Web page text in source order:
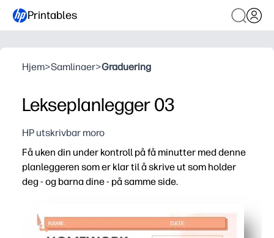
Printables
Hjem>Samlinaer>Graduering
Lekseplanlegger 03
HP utskrivbar moro
Få uken din under kontroll på få minutter med denne
planleggeren som er klar til å skrive ut som holder
deg - og barna dine - på samme side.
Ren, barnevennlig layout gjør datoer, oppgaver og